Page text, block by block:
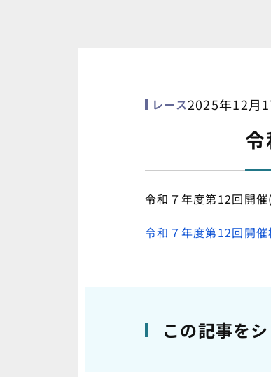
レース2025年12月
令和７年度第12回開
令和７年度第12回開
この記事を